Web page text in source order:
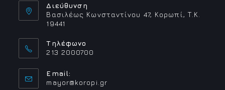
Διεύθυνση
Βασιλέως Κωνσταντίνου 47, Κορωπί, Τ.Κ.
19441
Τηλέφωνο
213 2000700
Email:
mayor@koropi.grOpens